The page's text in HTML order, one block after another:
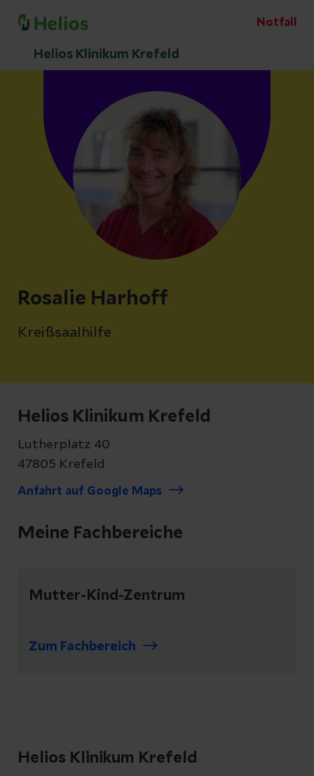
Notfall
Helios Klinikum Krefeld
Rosalie Harhoff
Kreißsaalhilfe
Helios Klinikum Krefeld
Lutherplatz 40
47805 Krefeld
Anfahrt auf Google Maps
Meine Fachbereiche
Mutter-Kind-Zentrum
Zum Fachbereich
Helios Klinikum Krefeld